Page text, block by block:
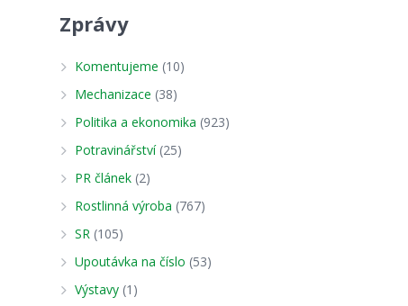
Zprávy
Komentujeme (10)
Mechanizace (38)
Politika a ekonomika (923)
Potravinářství(25)
PR článek(2)
Rostlinná výroba (767)
SR(105)
Upoutávka na číslo (53)
Výstavy(1)